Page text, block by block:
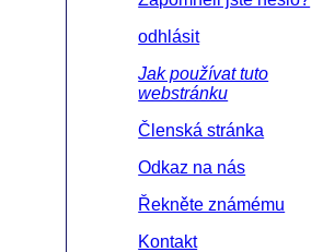
odhlásit
Jak používat tuto
webstránku
Členská stránka
Odkaz na nás
Řekněte známému
Kontakt